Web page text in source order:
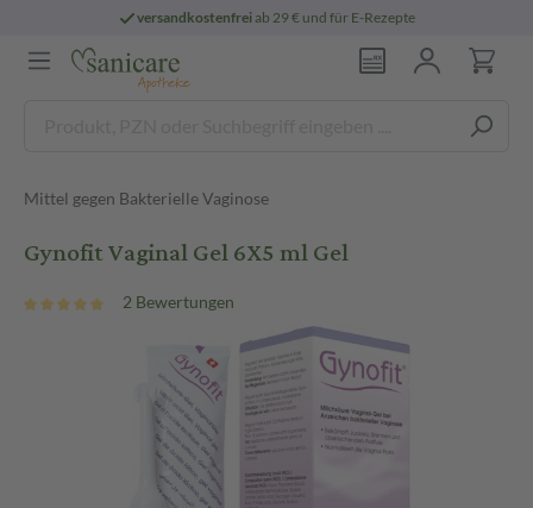
versandkostenfreiab 29 € und für E-Rezepte
Mittel gegen Bakterielle Vaginose
Gynofit Vaginal Gel 6X5 ml Gel
2 Bewertungen